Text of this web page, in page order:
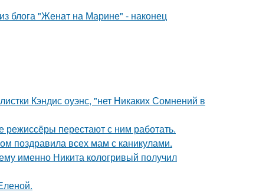
блога "Женат на Марине" - наконец
Кэндис оуэнс, "нет Никаких Сомнений в
режиссёры перестают с ним работать.
поздравила всех мам с каникулами.
именно Никита кологривый получил